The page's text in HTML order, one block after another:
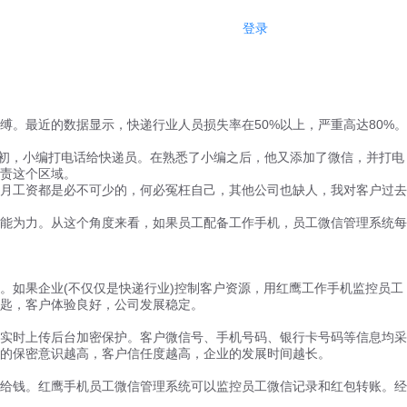
登录
最近的数据显示，快递行业人员损失率在50%以上，严重高达80%。
小编打电话给快递员。在熟悉了小编之后，他又添加了微信，并打电
这个区域。
资都是必不可少的，何必冤枉自己，其他公司也缺人，我对客户过去
力。从这个角度来看，如果员工配备工作手机，员工微信管理系统每
果企业(不仅仅是快递行业)控制客户资源，用红鹰工作手机监控员工
，客户体验良好，公司发展稳定。
上传后台加密保护。客户微信号、手机号码、银行卡号码等信息均采
密意识越高，客户信任度越高，企业的发展时间越长。
。红鹰手机员工微信管理系统可以监控员工微信记录和红包转账。经